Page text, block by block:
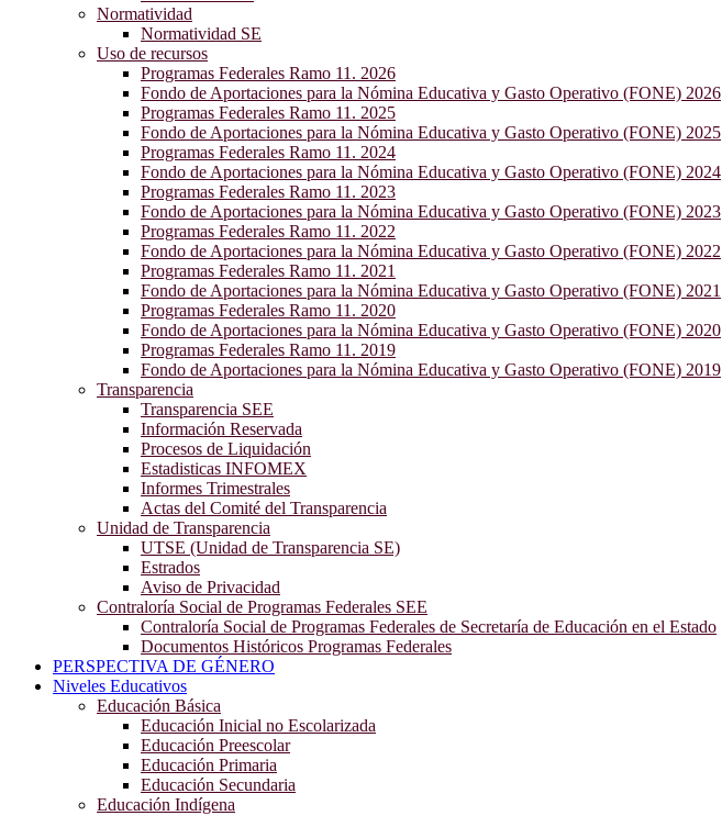
Normatividad
Normatividad SE
Uso de recursos
Programas Federales Ramo 11. 2026
Fondo de Aportaciones para la Nómina Educativa y Gasto Operativo (FONE) 2026
Programas Federales Ramo 11. 2025
Fondo de Aportaciones para la Nómina Educativa y Gasto Operativo (FONE) 2025
Programas Federales Ramo 11. 2024
Fondo de Aportaciones para la Nómina Educativa y Gasto Operativo (FONE) 2024
Programas Federales Ramo 11. 2023
Fondo de Aportaciones para la Nómina Educativa y Gasto Operativo (FONE) 2023
Programas Federales Ramo 11. 2022
Fondo de Aportaciones para la Nómina Educativa y Gasto Operativo (FONE) 2022
Programas Federales Ramo 11. 2021
Fondo de Aportaciones para la Nómina Educativa y Gasto Operativo (FONE) 2021
Programas Federales Ramo 11. 2020
Fondo de Aportaciones para la Nómina Educativa y Gasto Operativo (FONE) 2020
Programas Federales Ramo 11. 2019
Fondo de Aportaciones para la Nómina Educativa y Gasto Operativo (FONE) 2019
Transparencia
Transparencia SEE
Información Reservada
Procesos de Liquidación
Estadisticas INFOMEX
Informes Trimestrales
Actas del Comité del Transparencia
Unidad de Transparencia
UTSE (Unidad de Transparencia SE)
Estrados
Aviso de Privacidad
Contraloría Social de Programas Federales SEE
Contraloría Social de Programas Federales de Secretaría de Educación en el Estado
Documentos Históricos Programas Federales
PERSPECTIVA DE GÉNERO
Niveles Educativos
Educación Básica
Educación Inicial no Escolarizada
Educación Preescolar
Educación Primaria
Educación Secundaria
Educación Indígena